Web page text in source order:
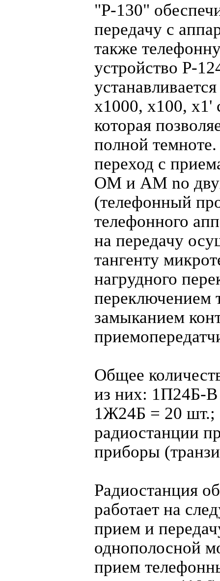
"Р-130"
передачу с
также
устройство Р-
х1000, х100, х1'
которая
полной
переход с
ОМ и AM no
(телефонный
телефонного
на передачу
тангенту
нагрудного
замыканием
Общее
из них: 1П24Б-
1Ж24Б = 20 шт.;
радиостанции
приборы
Радиостанция
работает на
прием и
однополосной
прием